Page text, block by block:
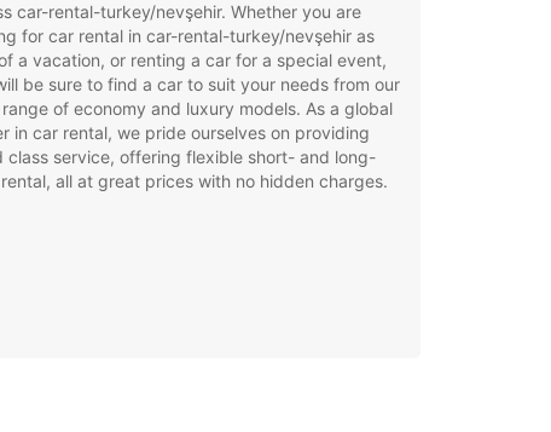
car-rental-turkey/nevşehir. Whether you are
for car rental in car-rental-turkey/nevşehir as
a vacation, or renting a car for a special event,
be sure to find a car to suit your needs from our
of economy and luxury models. As a global
in car rental, we pride ourselves on providing
class service, offering flexible short- and long-
all at great prices with no hidden charges.